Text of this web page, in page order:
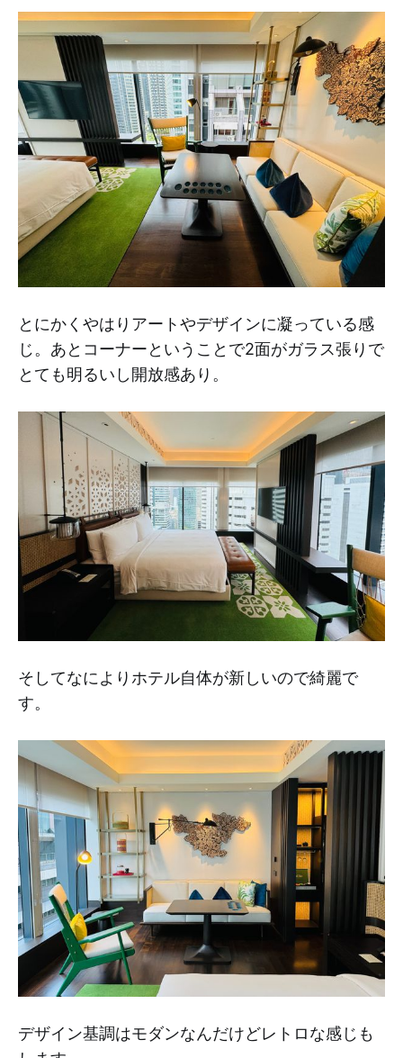
とにかくやはりアートやデザインに凝っている感
じ。あとコーナーということで2面がガラス張りで
とても明るいし開放感あり。
そしてなによりホテル自体が新しいので綺麗で
す。
デザイン基調はモダンなんだけどレトロな感じも